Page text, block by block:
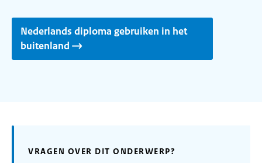
Nederlands diploma gebruiken in het
buitenland
VRAGEN OVER DIT ONDERWERP?